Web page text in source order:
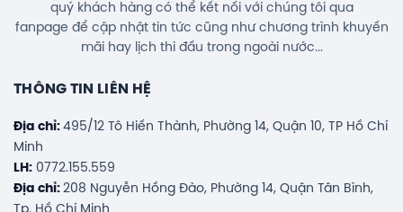
quý khách hàng có thể kết nối với chúng tôi qua
fanpage để cập nhật tin tức cũng như chương trình khuyến
mãi hay lịch thi đấu trong ngoài nước...
THÔNG TIN LIÊN HỆ
Địa chỉ: 495/12 Tô Hiến Thành, Phường 14, Quận 10, TP Hồ Chí
Minh
LH: 0772.155.559
Địa chỉ: 208 Nguyễn Hồng Đào, Phường 14, Quận Tân Bình,
Tp. Hồ Chí Minh